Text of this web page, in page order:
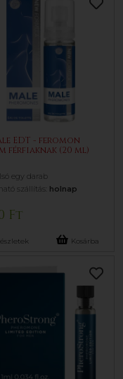
EDT - feromon
férfiaknak (20 ml)
egy darab
szállítás: holnap
Ft
Kosárba